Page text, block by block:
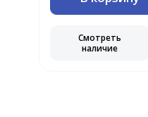
Смотреть
наличие